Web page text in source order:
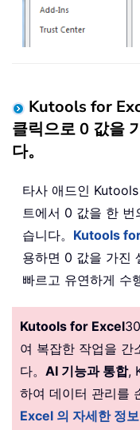
Kutools for
클릭으로 0 값을
다。
타사 애드인
트에서 0 값을 한 번
습니다。 Kutools
용하면 0 값을 가진
빠르고 유연하게 수
Kutools for Excel
여 복잡한 작업을 간
다。 AI 기능과 통합,
하여 데이터 관리를
Excel 의 자세한 정보